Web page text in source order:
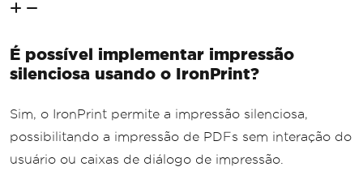
É possível implementar impressão
silenciosa usando o IronPrint?
Sim, o IronPrint permite a impressão silenciosa,
possibilitando a impressão de PDFs sem interação do
usuário ou caixas de diálogo de impressão.